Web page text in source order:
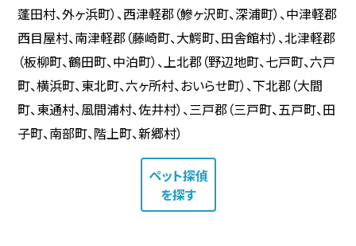
蓬田村、外ヶ浜町）、西津軽郡（鰺ヶ沢町、深浦町）、中津軽郡
西目屋村、南津軽郡（藤崎町、大鰐町、田舎館村）、北津軽郡
（板柳町、鶴田町、中泊町）、上北郡（野辺地町、七戸町、六戸
町、横浜町、東北町、六ヶ所村、おいらせ町）、下北郡（大間
町、東通村、風間浦村、佐井村）、三戸郡（三戸町、五戸町、田
子町、南部町、階上町、新郷村）
ペット探偵
を探す